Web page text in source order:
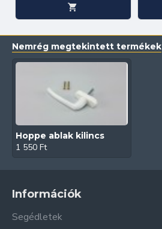
Nemrég megtekintett termékek
Hoppe ablak kilincs
1 550 Ft
Információk
Segédletek